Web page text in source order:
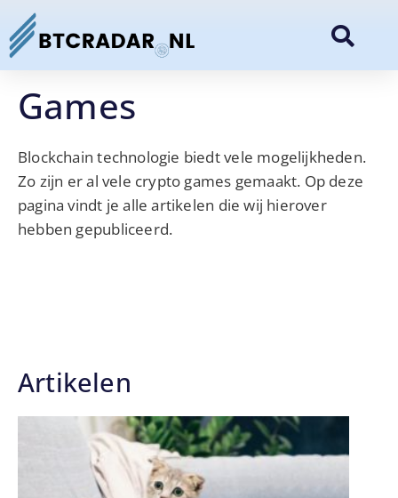
Games
Blockchain technologie biedt vele mogelijkheden.
Zo zijn er al vele crypto games gemaakt. Op deze
pagina vindt je alle artikelen die wij hierover
hebben gepubliceerd.
Artikelen